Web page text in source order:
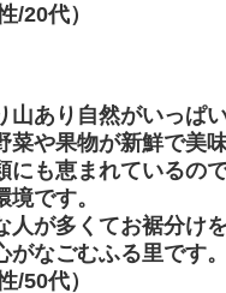
/20代）
山あり自然がいっぱ
菜や果物が新鮮で美味
にも恵まれているの
境です。
人が多くてお裾分け
がなごむふる里です
/50代）